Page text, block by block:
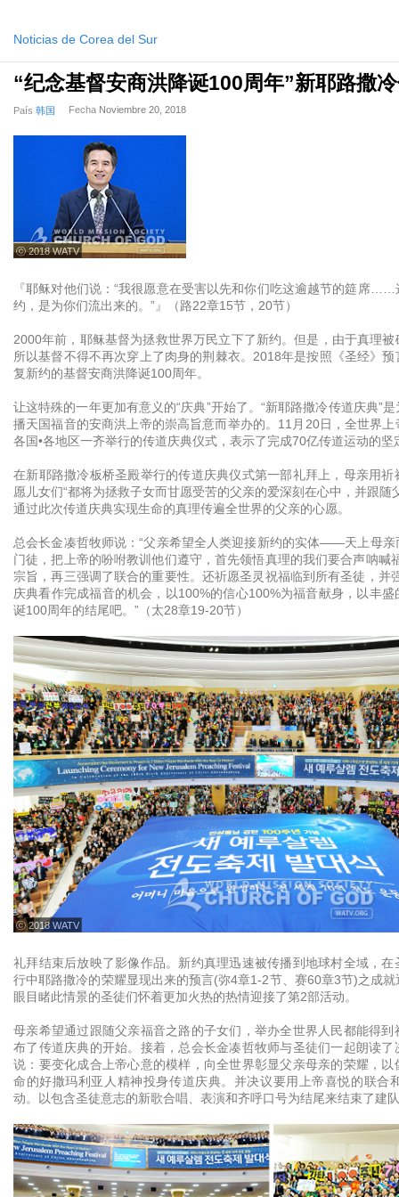
Noticias de Corea del Sur
“纪念基督安商洪降诞100周年”新耶路撒
País 韩国 Fecha Noviembre 20, 2018
ⓒ 2018 WATV
『耶稣对他们说：“我很愿意在受害以先和你们吃这逾越节的筵席
约，是为你们流出来的。”』（路22章15节，20节）
2000年前，耶稣基督为拯救世界万民立下了新约。但是，由于真理
所以基督不得不再次穿上了肉身的荆棘衣。2018年是按照《圣经》
复新约的基督安商洪降诞100周年。
让这特殊的一年更加有意义的“庆典”开始了。“新耶路撒冷传道庆典”
播天国福音的安商洪上帝的崇高旨意而举办的。11月20日，全世界
各国•各地区一齐举行的传道庆典仪式，表示了完成70亿传道运动的坚
在新耶路撒冷板桥圣殿举行的传道庆典仪式第一部礼拜上，母亲用
愿儿女们“都将为拯救子女而甘愿受苦的父亲的爱深刻在心中，并跟随
通过此次传道庆典实现生命的真理传遍全世界的父亲的心愿。
总会长金凑哲牧师说：“父亲希望全人类迎接新约的实体——天上母亲
门徒，把上帝的吩咐教训他们遵守，首先领悟真理的我们要合声呐喊
宗旨，再三强调了联合的重要性。还祈愿圣灵祝福临到所有圣徒，并
庆典看作完成福音的机会，以100%的信心100%为福音献身，以丰
诞100周年的结尾吧。”（太28章19-20节）
ⓒ 2018 WATV
礼拜结束后放映了影像作品。新约真理迅速被传播到地球村全域，
行中耶路撒冷的荣耀显现出来的预言(弥4章1-2节、赛60章3节)之成
眼目睹此情景的圣徒们怀着更加火热的热情迎接了第2部活动。
母亲希望通过跟随父亲福音之路的子女们，举办全世界人民都能得
布了传道庆典的开始。接着，总会长金凑哲牧师与圣徒们一起朗读
说：要变化成合上帝心意的模样，向全世界彰显父亲母亲的荣耀，
命的好撒玛利亚人精神投身传道庆典。并决议要用上帝喜悦的联合
动。以包含圣徒意志的新歌合唱、表演和齐呼口号为结尾来结束了建